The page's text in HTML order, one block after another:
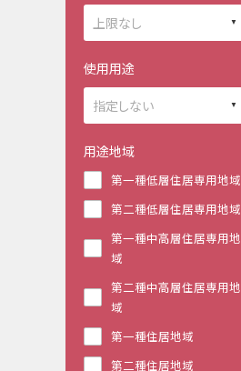
使用用途
用途地域
第一種低層住居専用地域
第二種低層住居専用地域
第一種中高層住居専用地
域
第二種中高層住居専用地
域
第一種住居地域
第二種住居地域